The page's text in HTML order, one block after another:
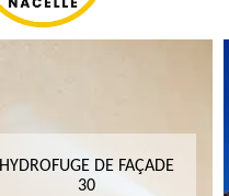
HYDROFUGE DE FAÇADE
30